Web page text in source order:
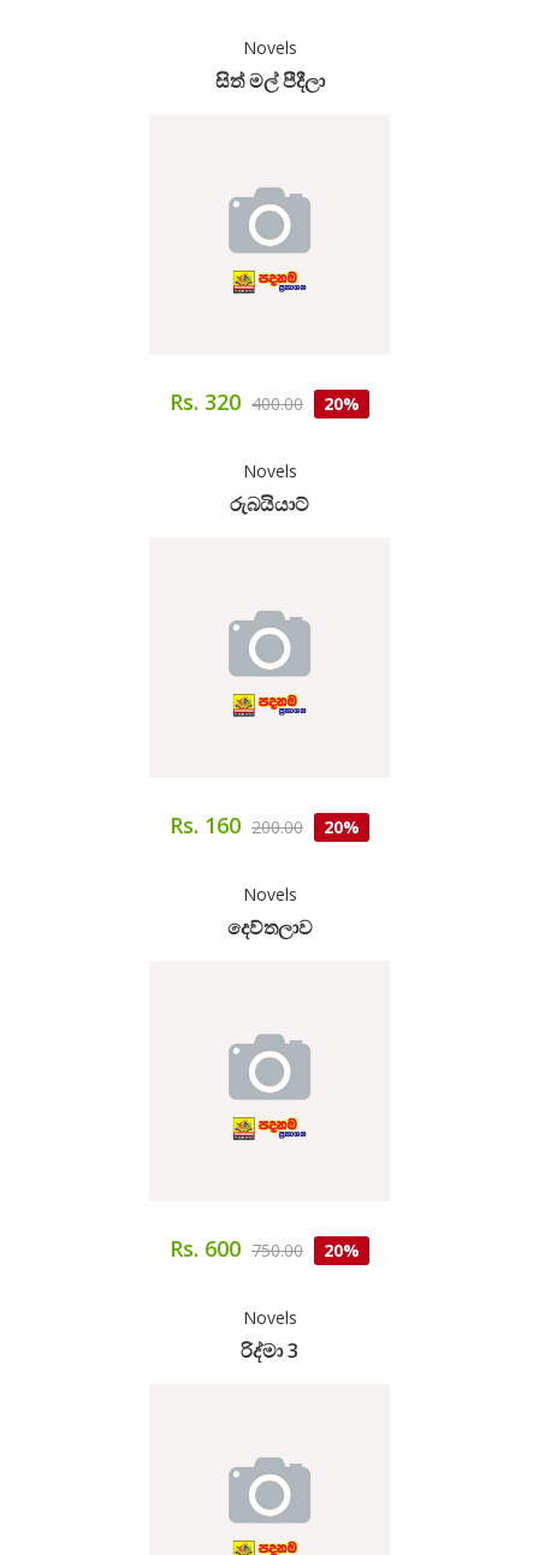
Novels
සිත් මල් පීදීලා
Rs. 320 400.00 20%
Novels
රුබයියාට්
Rs. 160 200.00 20%
Novels
දෙව්තලාව
Rs. 600 750.00 20%
Novels
රිද්මා 3